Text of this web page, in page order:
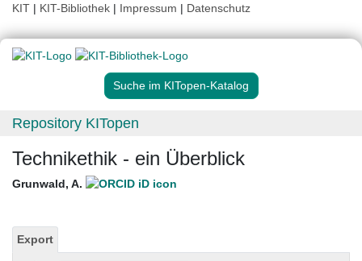
KIT | KIT-Bibliothek | Impressum | Datenschutz
Suche im KITopen-Katalog
Repository KITopen
Technikethik - ein Überblick
Grunwald, A.
Export